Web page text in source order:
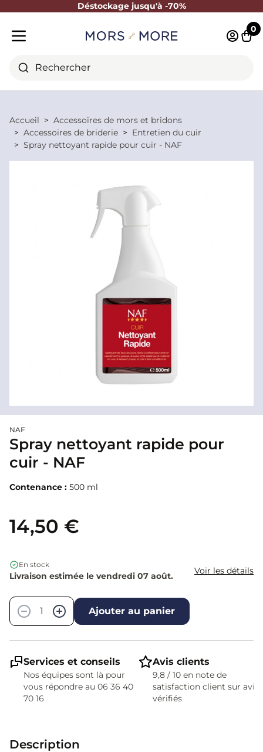
Déstockage jusqu'à -70%
Fermer
Rechercher
0
Accueil
Accessoires de mors et bridons
Accessoires de briderie
Entretien du cuir
Spray nettoyant rapide pour cuir - NAF
NAF
Spray nettoyant rapide pour
cuir - NAF
Contenance : 500 ml
14,50 €
En stock
Livraison estimée le vendredi 07 août. Voir les détails
−
+ Ajouter au panier
Services et conseils
Nos équipes sont là pour
vous répondre au 06 36 40
70 16
Avis clients
9,8 / 10 en note de
satisfaction client sur avis
vérifiés
Description